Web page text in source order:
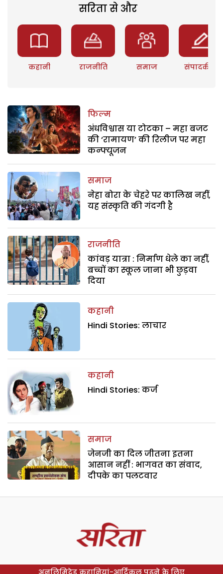
सरिता से और
कहानी राजनीति समाज संपादकीय
फिल्म
अंधविश्वास या टोटका – महा बजट
की ‘रामायण’ की रिलीज पर महा
कन्फ्यूजन
समाज
नेहा बोरा के चेहरे पर कालिख नहीं,
यह संस्कृति की गंदगी है
राजनीति
कांवड़ यात्रा : निर्माण धेले का नहीं,
बच्चों का स्कूल जाना भी छुड़वा
दिया
कहानी
Hindi Stories: लाचार
कहानी
Hindi Stories: कर्ज
समाज
जेनजी का दिल जीतना इतना
आसान नहीं : भागवत का संवाद,
दीपके का पलटवार
अनलिमिटेड कहानियां-आर्टिकल पढ़ने के लिए